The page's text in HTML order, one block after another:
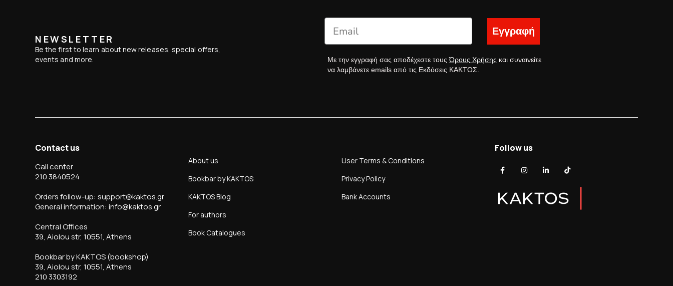
NEWSLETTER
Be the first to learn about new releases, special offers,
events and more.
Εγγραφή
Με την εγγραφή σας αποδέχεστε τουςΌρους Χρήσης και συναινείτε
να λαμβάνετε emails από τις Εκδόσεις ΚΑΚΤΟΣ.
Contact us
Call center
210 3840524
Orders follow-up: support@kaktos.gr
General information: info@kaktos.gr
Central Offices
39, Aiolou str, 10551, Athens
Bookbar by KAKTOS (bookshop)
39, Aiolou str, 10551, Athens
210 3303192
About us
Bookbar by KAKTOS
KAKTOS Blog
For authors
Book Catalogues
User Terms & Conditions
Privacy Policy
Bank Accounts
Follow us